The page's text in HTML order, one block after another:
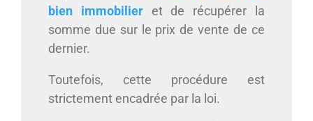
bien immobilieret de récupérer la
somme due sur le prix de vente de ce
dernier.
Toutefois, cette procédure est
strictement encadrée par la loi.